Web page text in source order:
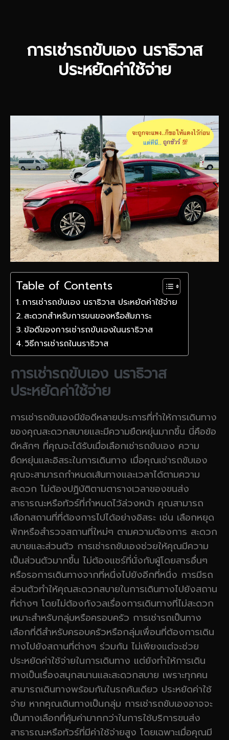
การเช่ารถขับเอง นราธิวาส
ประหยัดค่าใช้จ่าย
Table of Contents
การเช่ารถขับเอง นราธิวาส ประหยัดค่าใช้จ่าย
สะดวกสำหรับการขนของหรือสัมภาระ
ข้อดีของการเช่ารถขับเองในนราธิวาส
วิธีการเช่ารถในนราธิวาส
การเช่ารถขับเอง นราธิวาส
ประหยัดค่าใช้จ่าย
การเช่ารถขับเองมีข้อดีหลายประการที่ทำให้การเดินทาง
ของคุณสะดวกสบายและมีความยืดหยุ่นมากขึ้น นี่คือข้อ
ดีหลักๆ ที่คุณจะได้รับเมื่อเลือกเช่ารถขับเอง ความ
ยืดหยุ่นและอิสระในการเดินทาง เมื่อคุณเช่ารถขับเอง
คุณจะสามารถกำหนดเส้นทางและเวลาได้ตามความ
สะดวก ไม่ต้องปฏิบัติตามตารางเวลาของขนส่ง
สาธารณะหรือทัวร์ที่กำหนดไว้ล่วงหน้า คุณสามารถ
เลือกสถานที่ที่ต้องการไปได้อย่างอิสระ เช่น เลือกหยุด
พักหรือสำรวจสถานที่ใหม่ๆ ตามความต้องการ สะดวก
สบายและส่วนตัว การเช่ารถขับเองช่วยให้คุณมีความ
เป็นส่วนตัวมากขึ้น ไม่ต้องแชร์ที่นั่งกับผู้โดยสารอื่นๆ
หรือรอการเดินทางจากที่หนึ่งไปยังอีกที่หนึ่ง การมีรถ
ส่วนตัวทำให้คุณสะดวกสบายในการเดินทางไปยังสถาน
ที่ต่างๆ โดยไม่ต้องกังวลเรื่องการเดินทางที่ไม่สะดวก
เหมาะสำหรับกลุ่มหรือครอบครัว การเช่ารถเป็นทาง
เลือกที่ดีสำหรับครอบครัวหรือกลุ่มเพื่อนที่ต้องการเดิน
ทางไปยังสถานที่ต่างๆ ร่วมกัน ไม่เพียงแต่จะช่วย
ประหยัดค่าใช้จ่ายในการเดินทาง แต่ยังทำให้การเดิน
ทางเป็นเรื่องสนุกสนานและสะดวกสบาย เพราะทุกคน
สามารถเดินทางพร้อมกันในรถคันเดียว ประหยัดค่าใช้
จ่าย หากคุณเดินทางเป็นกลุ่ม การเช่ารถขับเองอาจจะ
เป็นทางเลือกที่คุ้มค่ามากกว่าในการใช้บริการขนส่ง
สาธารณะหรือทัวร์ที่มีค่าใช้จ่ายสูง โดยเฉพาะเมื่อคุณมี